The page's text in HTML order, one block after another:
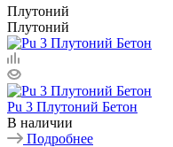
Плутоний
Плутоний
Pu 3 Плутоний Бетон
В наличии
Подробнее